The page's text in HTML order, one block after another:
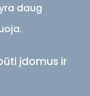
daug
įdomus ir